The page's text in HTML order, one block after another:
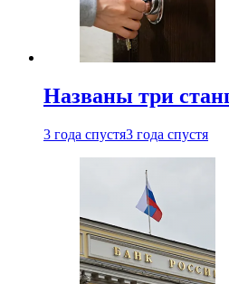
Названы три
3 года спустя3 года спустя